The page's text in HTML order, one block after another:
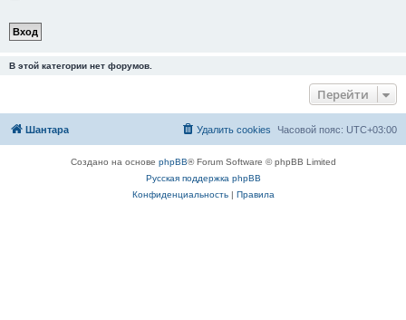
В этой категории нет форумов.
Перейти
Шантара Часовой пояс: UTC+03:00
Удалить cookies
Создано на основе phpBB® Forum Software © phpBB Limited
Русская поддержка phpBB
Конфиденциальность| Правила